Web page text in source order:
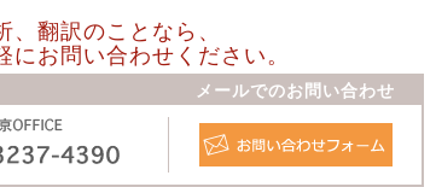
翻訳のことなら、
お問い合わせください。
メールでのお問い合わせ